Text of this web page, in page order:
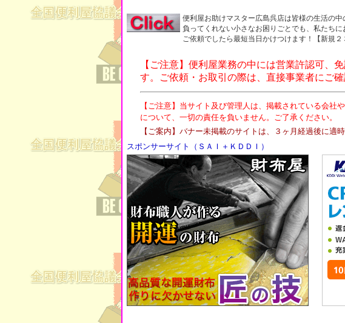
便利屋お助けマスター広島呉店は皆様の生活の
負ってくれない小さなお困りごとでも、私たち
ご依頼でしたら最短当日かけつけます！【新規２
スポンサーサイト（ＳＡＩ＋ＫＤＤＩ）